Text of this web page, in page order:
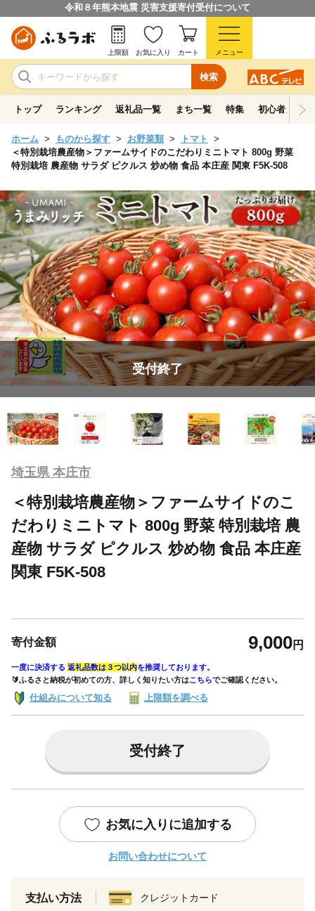
令和８年熊本地震 災害支援寄付受付について
検索
上限額 お気に入り カート メニュー
トップ ランキング 返礼品一覧 まち一覧 特集 初心者ガイド
ホーム ものから探す お野菜類
トマト
＜特別栽培農産物＞ファームサイドのこだわりミニトマト 800g 野菜
特別栽培 農産物 サラダ ピクルス 炒め物 食品 本庄産 関東 F5K-508
受付終了
埼玉県 本庄市
＜特別栽培農産物＞ファームサイドのこ
だわりミニトマト 800g 野菜 特別栽培 農
産物 サラダ ピクルス 炒め物 食品 本庄産
関東 F5K-508
寄付金額 9,000円
一度に決済する 返礼品数は３つ以内を推奨しております。
🔰ふるさと納税が初めての方、詳しく知りたい方はこちらでご確認ください。
仕組みについて知る 上限額を調べる
受付終了
お気に入りに追加する
お問い合わせについて
支払い方法 クレジットカード